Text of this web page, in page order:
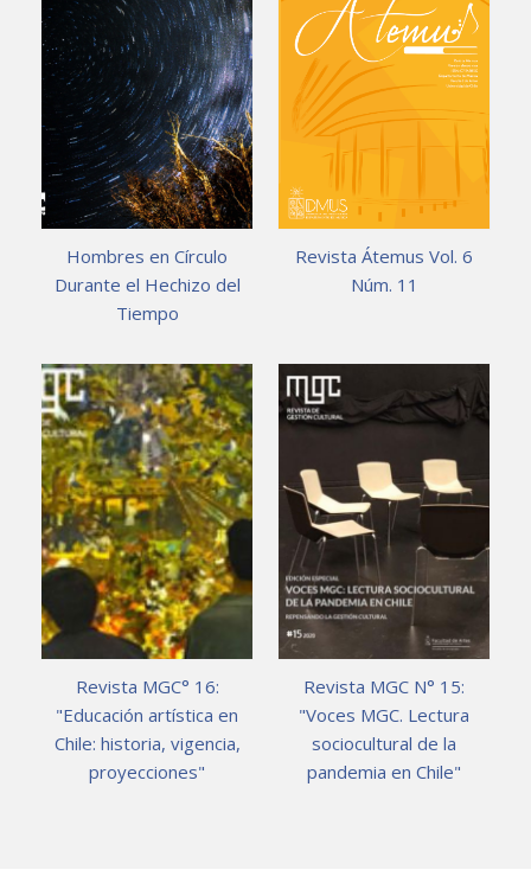
Hombres en Círculo
Durante el Hechizo del
Tiempo
Revista Átemus Vol. 6
Núm. 11
Revista MGC° 16:
"Educación artística en
Chile: historia, vigencia,
proyecciones"
Revista MGC N° 15:
"Voces MGC. Lectura
sociocultural de la
pandemia en Chile"